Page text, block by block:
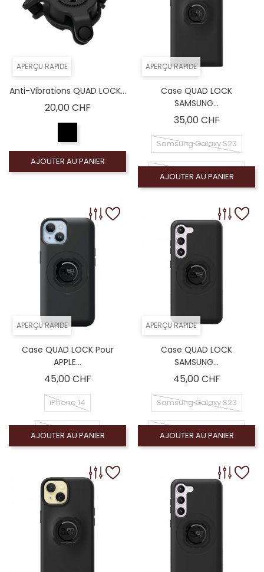
APERÇU RAPIDE
Anti-Vibrations QUAD LOCK...
20,00 CHFPrix
AJOUTER AU PANIER
APERÇU RAPIDE
Case QUAD LOCK
SAMSUNG...
35,00 CHFPrix
Samsung Galaxy S23
Samsung Galaxy S23+
AJOUTER AU PANIER
APERÇU RAPIDE
Case QUAD LOCK Pour
APPLE...
45,00 CHFPrix
iPhone 14
iPhone 14 Pro Max
AJOUTER AU PANIER
APERÇU RAPIDE
Case QUAD LOCK
SAMSUNG...
45,00 CHFPrix
Samsung Galaxy S23
AJOUTER AU PANIER